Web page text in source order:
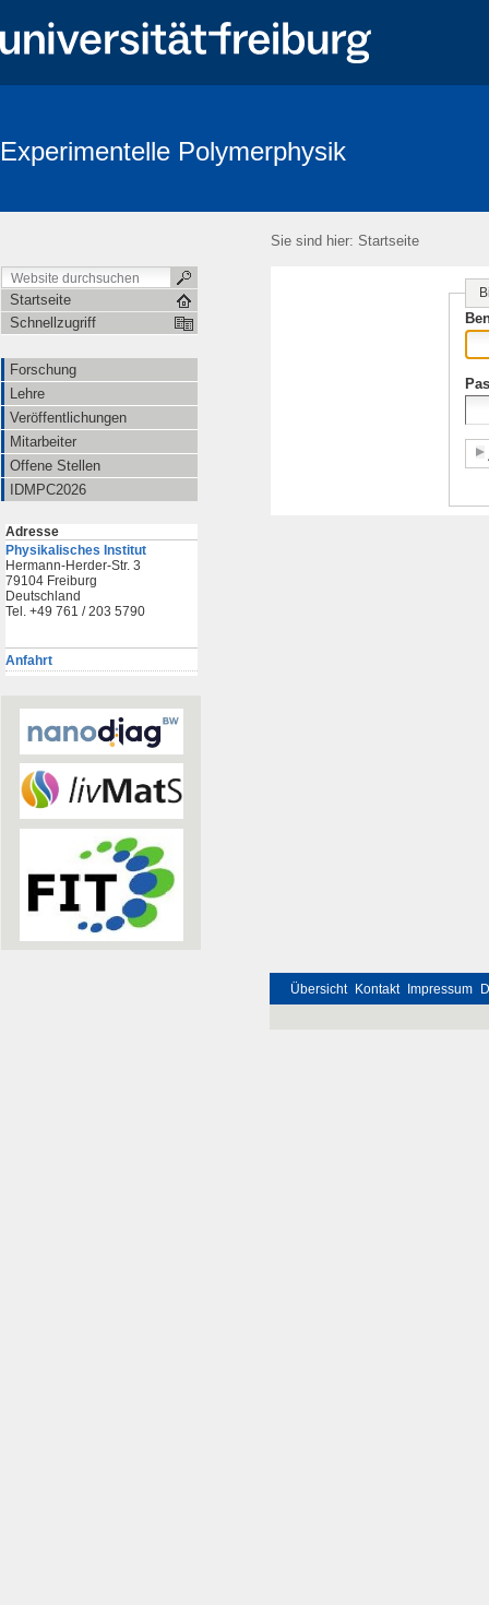
Experimentelle Polymerphysik
Sie sind hier: Startseite
Startseite
Schnellzugriff
Forschung
Lehre
Veröffentlichungen
Mitarbeiter
Offene Stellen
IDMPC2026
Adresse
Physikalisches Institut
Hermann-Herder-Str. 3
79104 Freiburg
Deutschland
Tel. +49 761 / 203 5790
Anfahrt
Übersicht Kontakt Impressum